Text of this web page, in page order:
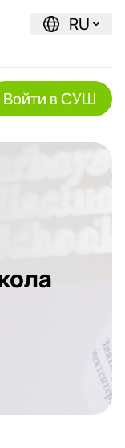
RU
Войти в СУШ